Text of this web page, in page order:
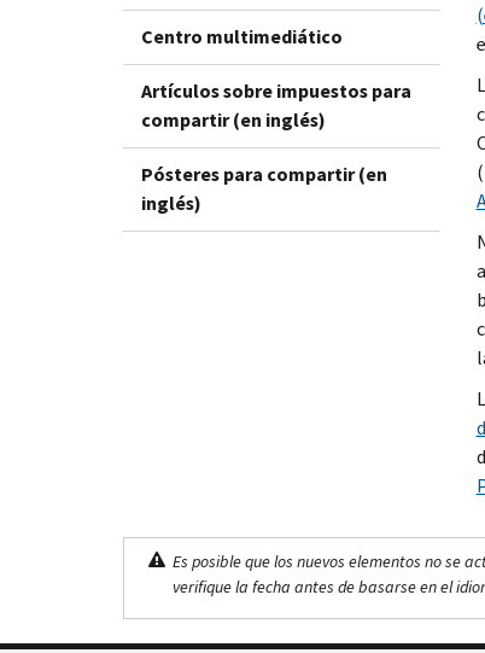
Centro multimediático
Artículos sobre impuestos para
compartir (en inglés)
Pósteres para compartir (en
inglés)
Es posible que los nuevos elementos no se
verifique la fecha antes de basarse en el